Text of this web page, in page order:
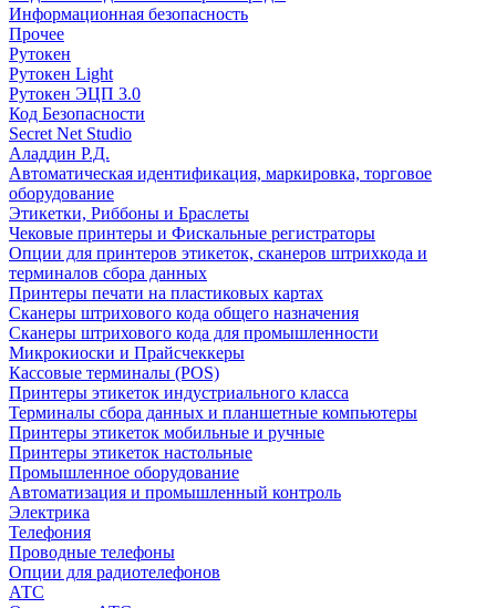
Информационная безопасность
Прочее
Рутокен
Рутокен Light
Рутокен ЭЦП 3.0
Код Безопасности
Secret Net Studio
Аладдин Р.Д.
Автоматическая идентификация, маркировка, торговое
оборудование
Этикетки, Риббоны и Браслеты
Чековые принтеры и Фискальные регистраторы
Опции для принтеров этикеток, сканеров штрихкода и
терминалов сбора данных
Принтеры печати на пластиковых картах
Сканеры штрихового кода общего назначения
Сканеры штрихового кода для промышленности
Микрокиоски и Прайсчеккеры
Кассовые терминалы (POS)
Принтеры этикеток индустриального класса
Терминалы сбора данных и планшетные компьютеры
Принтеры этикеток мобильные и ручные
Принтеры этикеток настольные
Промышленное оборудование
Автоматизация и промышленный контроль
Электрика
Телефония
Проводные телефоны
Опции для радиотелефонов
АТС